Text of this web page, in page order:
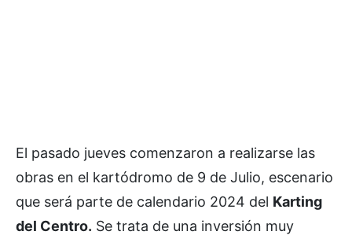
El pasado jueves comenzaron a realizarse las
obras en el kartódromo de 9 de Julio, escenario
que será parte de calendario 2024 del Karting
del Centro. Se trata de una inversión muy